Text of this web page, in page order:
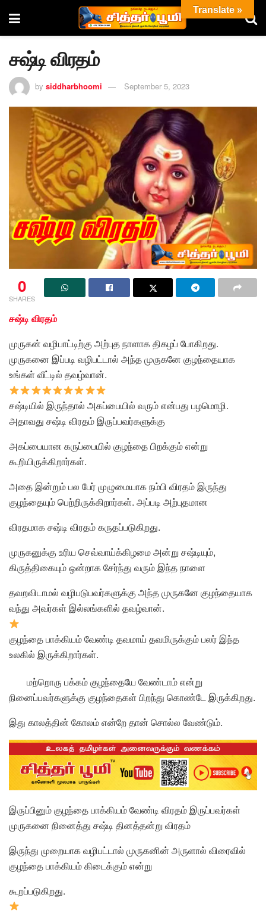
சஷ்டி விரதம்
by siddharbhoomi September 5, 2023
0
SHARES
சஷ்டி விரதம்
முருகன் வழிபாட்டிற்கு அற்புத நாளாக திகழப் போகிறது.
முருகனை இப்படி வழிபட்டால் அந்த முருகனே குழந்தையாக
உங்கள் வீட்டில் தவழ்வான்.
சஷ்டியில் இருந்தால் அகப்பையில் வரும் என்பது பழமொழி.
அதாவது சஷ்டி விரதம் இருப்பவர்களுக்கு
அகப்பையான கருப்பையில் குழந்தை பிறக்கும் என்று
கூறியிருக்கிறார்கள்.
அதை இன்றும் பல பேர் முழுமையாக நம்பி விரதம் இருந்து
குழந்தையும் பெற்றிருக்கிறார்கள். அப்படி அற்புதமான
விரதமாக சஷ்டி விரதம் கருதப்படுகிறது.
முருகனுக்கு உரிய செவ்வாய்க்கிழமை அன்று சஷ்டியும்,
கிருத்திகையும் ஒன்றாக சேர்ந்து வரும் இந்த நாளை
தவறவிடாமல் வழிபடுபவர்களுக்கு அந்த முருகனே குழந்தையாக
வந்து அவர்கள் இல்லங்களில் தவழ்வான்.
குழந்தை பாக்கியம் வேண்டி தவமாய் தவமிருக்கும் பலர் இந்த
உலகில் இருக்கிறார்கள்.
மற்றொரு பக்கம் குழந்தையே வேண்டாம் என்று
நினைப்பவர்களுக்கு குழந்தைகள் பிறந்து கொண்டே இருக்கிறது.
இது காலத்தின் கோலம் என்றே தான் சொல்ல வேண்டும்.
இருப்பினும் குழந்தை பாக்கியம் வேண்டி விரதம் இருப்பவர்கள்
முருகனை நினைத்து சஷ்டி தினத்தன்று விரதம்
இருந்து முறையாக வழிபட்டால் முருகனின் அருளால் விரைவில்
குழந்தை பாக்கியம் கிடைக்கும் என்று
கூறப்படுகிறது.
Translate »